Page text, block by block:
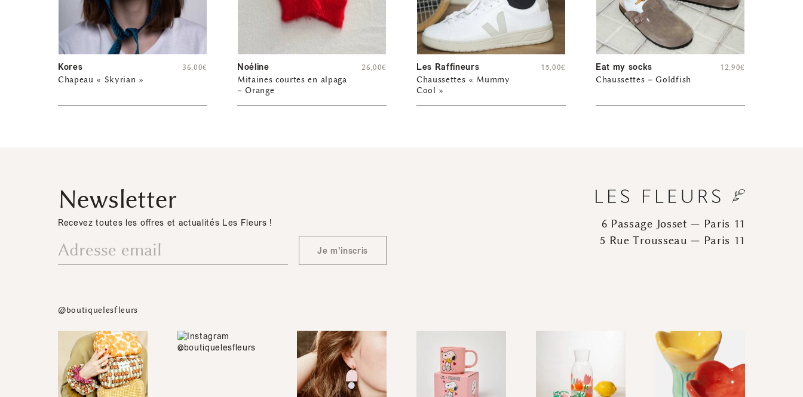
Kores
Chapeau « Skyrian »
36,00€ Noéline
Mitaines courtes en alpaga
– Orange
26,00€ Les Raffineurs
Chaussettes « Mummy
Cool »
15,00€ Eat my socks
Chaussettes – Goldfish
12,90€
Newsletter
Recevez toutes les offres et actualités Les Fleurs !
Je m'inscris
6 Passage Josset — Paris 11
5 Rue Trousseau — Paris 11
@boutiquelesfleurs